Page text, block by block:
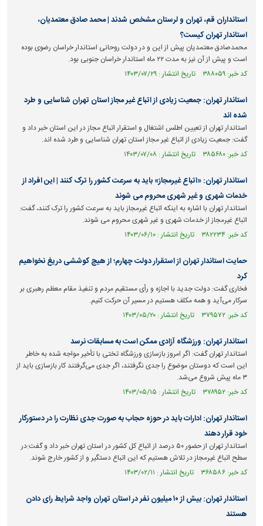
استانداران قم، تهران و لرستان مشخص شدند | محمد صادق معتمدیان،
استاندار تهران کیست؟
محمدصادق معتمدیان پیش از این و در دولت روحانی استاندار خراسان رضوی بوده
است و پیش از آن نیز به مدت ۲۲ ماه استاندار خراسان جنوبی بود.
کد خبر: ۳۸۸۰۵۹ تاریخ انتشار : ۱۴۰۳/۰۷/۲۹
استاندار تهران: جمعیت زیادی از اتباع غیر مجاز استان تهران شناسایی و طرد
شده اند
استاندار تهران از تعیین اطلس اشتغال و استقرار اتباع مجاز در این استان خبر داد و
گفت: جمعیت زیادی از اتباع غیر مجاز استان تهران شناسایی و طرد شده اند.
کد خبر: ۳۸۵۶۸۰ تاریخ انتشار : ۱۴۰۳/۰۷/۰۸
استاندار تهران: «اتباع غیرمجاز» باید به سرعت کشور را ترک کنند | این افراد از
خدمات شهری و غیر شهری محروم می شوند
استاندار تهران با اشاره به اینکه اتباع غیرمجاز باید به سرعت کشور را ترک کنند، گفت:
اتباع غیرمجاز از خدمات شهری و غیر شهری محروم می شوند.
کد خبر: ۳۸۲۲۳۴ تاریخ انتشار : ۱۴۰۳/۰۶/۱۰
حمایت استاندار تهران از استقرار دولت چهارم؛ از هیچ کوششی دریغ نخواهیم
کرد
فخاری گفت: دولت جدید با اجازه و رأی مستقیم مردم و تنفیذ مقام معظم رهبری بر
سرکار می‌آید و همه مکلف هستیم در مسیر آن حرکت کنیم.
کد خبر: ۳۷۹۵۷۲ تاریخ انتشار : ۱۴۰۳/۰۵/۲۰
استاندار تهران: ورزشگاه آزادی ممکن است به مسابقات نرسد
استاندار تهران گفت: اگر امروز بازسازی ورزشگاه تختی با تأخیر مواجه شده به خاطر
این است که دوستان موضوع را جدی نگرفتند، اگر جدی می‌گرفتند کار بازسازی باید از
۳ ماه پیش شروع می‌شد.
کد خبر: ۳۷۸۹۵۲ تاریخ انتشار : ۱۴۰۳/۰۵/۱۵
استاندار تهران: ادارات باید در حوزه حجاب به صورت جدی نظارت را در دستورکار
خود قرار دهند
استاندار تهران از حضور ۵۰ درصد از اتباع کل کشور در استان تهران خبر داد و گفت:‌در
سطح اتباع غیرمجاز در تلاش هستیم که این اتباع دستگیر و از کشور خارج شوند.
کد خبر: ۳۶۸۵۸۶ تاریخ انتشار : ۱۴۰۳/۰۲/۱۱
استاندار تهران: بیش از ۱۰ میلیون نفر در استان تهران واجد شرایط رای دادن
هستند